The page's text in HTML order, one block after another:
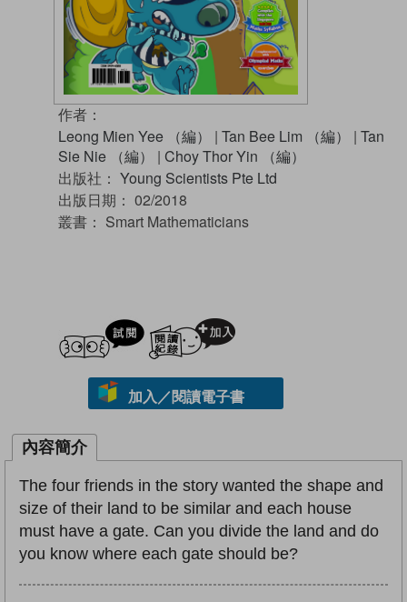
作者：
Leong Mien Yee （編）
| Tan Bee Lim （編） | Tan
Sie Nie （編）
| Choy Thor Yin （編）
出版社： Young Scientists Pte Ltd
出版日期： 02/2018
叢書： Smart Mathematicians
試閲
加入／閱讀電子書
內容簡介
The four friends in the story wanted the shape and
size of their land to be similar and each house
must have a gate. Can you divide the land and do
you know where each gate should be?